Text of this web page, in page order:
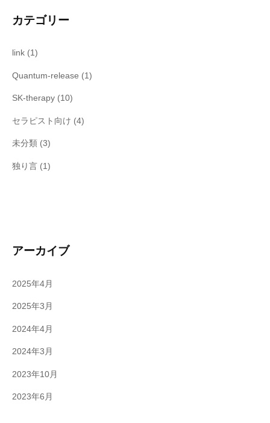
カテゴリー
link (1)
Quantum-release (1)
SK-therapy (10)
セラピスト向け (4)
未分類 (3)
独り言 (1)
アーカイブ
2025年4月
2025年3月
2024年4月
2024年3月
2023年10月
2023年6月